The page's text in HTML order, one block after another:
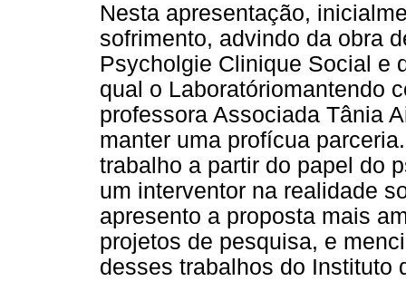
Nesta apresentação,
sofrimento, advindo da obra
Psycholgie Clinique Social e
qual o Laboratóriomantendo
professora Associada Tânia
manter uma profícua
trabalho a partir do papel do
um interventor na realidade
apresento a proposta mais
projetos de pesquisa, e
desses trabalhos do Instituto